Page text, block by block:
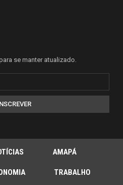
se manter atualizado.
AMAPÁ
TRABALHO